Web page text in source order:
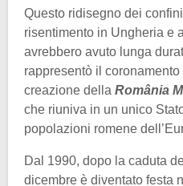
Questo ridisegno dei
risentimento in Ungheria e
avrebbero avuto lunga
rappresentò il
creazione della România
che riuniva in un unico
popolazioni romene
Dal 1990, dopo la caduta
dicembre è diventato festa